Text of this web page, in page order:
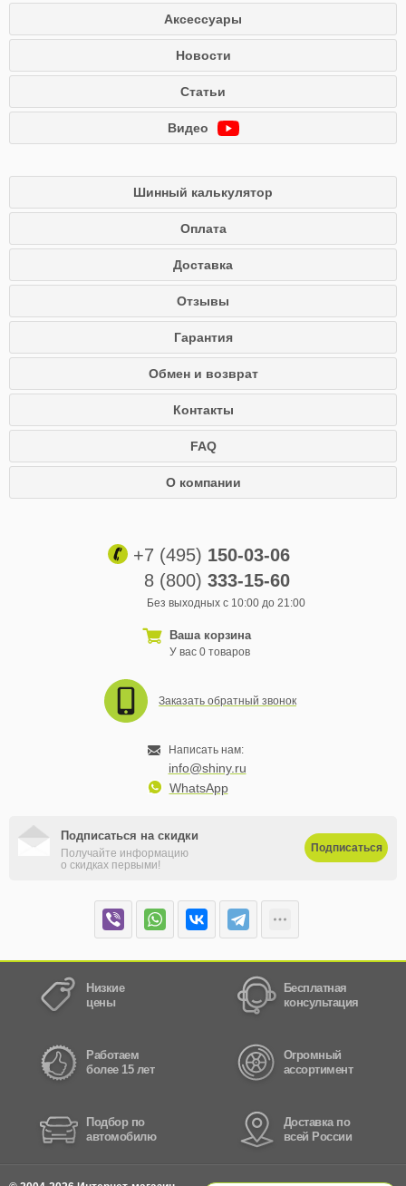
Аксессуары
Новости
Статьи
Видео
Шинный калькулятор
Оплата
Доставка
Отзывы
Гарантия
Обмен и возврат
Контакты
FAQ
О компании
+7 (495) 150-03-06
8 (800) 333-15-60
Без выходных с 10:00 до 21:00
Ваша корзина
У вас 0 товаров
Заказать обратный звонок
Написать нам:
info@shiny.ru
WhatsApp
Подписаться на скидки
Получайте информацию
о скидках первыми!
Подписаться
Низкие
цены
Бесплатная
консультация
Работаем
более 15 лет
Огромный
ассортимент
Подбор по
автомобилю
Доставка по
всей России